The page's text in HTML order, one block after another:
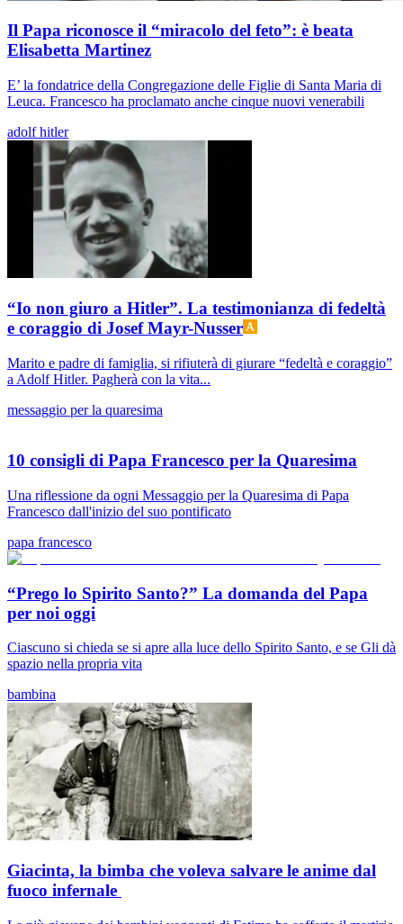
Il Papa riconosce il “miracolo del feto”: è beata
Elisabetta Martinez
E’ la fondatrice della Congregazione delle Figlie di Santa Maria di
Leuca. Francesco ha proclamato anche cinque nuovi venerabili
adolf hitler
“Io non giuro a Hitler”. La testimonianza di fedeltà
e coraggio di Josef Mayr-Nusser
Marito e padre di famiglia, si rifiuterà di giurare “fedeltà e coraggio”
a Adolf Hitler. Pagherà con la vita...
messaggio per la quaresima
10 consigli di Papa Francesco per la Quaresima
Una riflessione da ogni Messaggio per la Quaresima di Papa
Francesco dall'inizio del suo pontificato
papa francesco
“Prego lo Spirito Santo?” La domanda del Papa
per noi oggi
Ciascuno si chieda se si apre alla luce dello Spirito Santo, e se Gli dà
spazio nella propria vita
bambina
Giacinta, la bimba che voleva salvare le anime dal
fuoco infernale